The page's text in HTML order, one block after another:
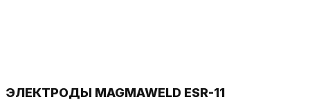
ЭЛЕКТРОДЫ MAGMAWELD ESR-11